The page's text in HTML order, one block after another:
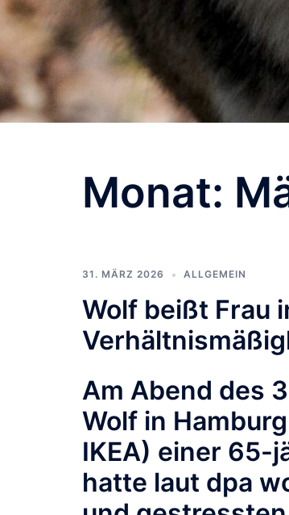
Monat:
31. MÄRZ 2026 ALLGEMEIN
Wolf beißt Frau
Am Abend des
Wolf in
IKEA) einer 65-
hatte laut dpa